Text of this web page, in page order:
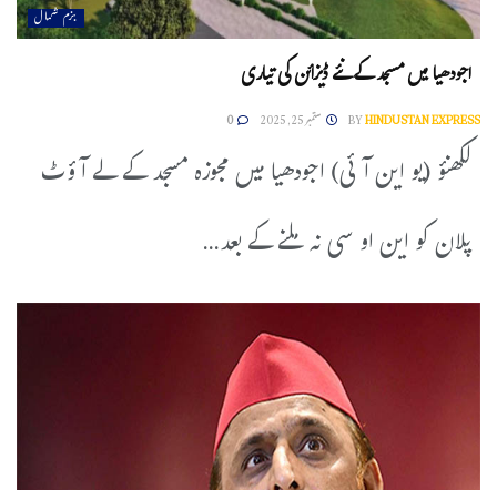
بزم شمال
اجودھیا میں مسجد کے نئے ڈیزائن کی تیاری
BYHINDUSTAN EXPRESS ستمبر 25, 2025 0
لکھنؤ (یو این آئی) اجودھیا میں مجوزہ مسجد کے لے آؤٹ
پلان کو این او سی نہ ملنے کے بعد...